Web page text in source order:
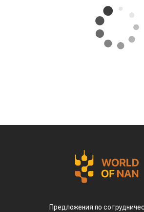
Предложения по